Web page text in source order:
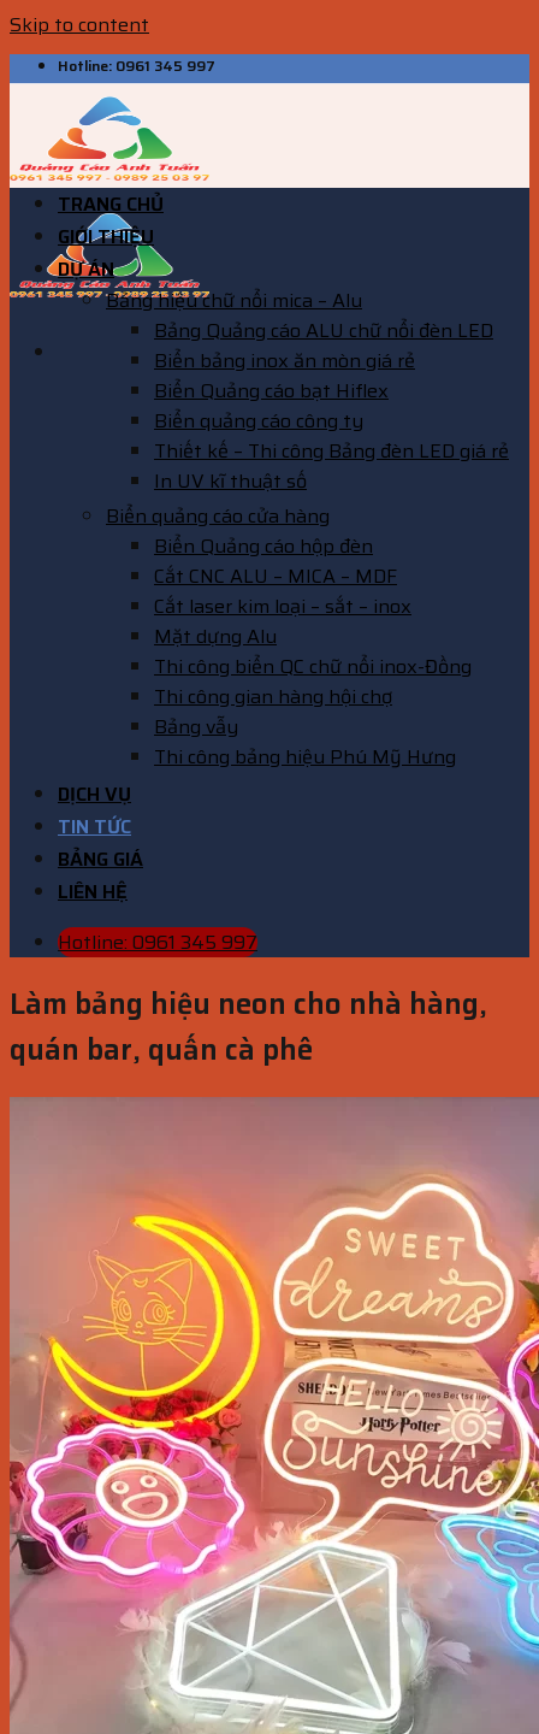
Skip to content
Hotline: 0961 345 997
TRANG CHỦ
GIỚI THIỆU
DỰ ÁN
Bảng hiệu chữ nổi mica – Alu
Bảng Quảng cáo ALU chữ nổi đèn LED
Biển bảng inox ăn mòn giá rẻ
Biển Quảng cáo bạt Hiflex
Biển quảng cáo công ty
Thiết kế – Thi công Bảng đèn LED giá rẻ
In UV kĩ thuật số
Biển quảng cáo cửa hàng
Biển Quảng cáo hộp đèn
Cắt CNC ALU – MICA – MDF
Cắt laser kim loại – sắt – inox
Mặt dựng Alu
Thi công biển QC chữ nổi inox-Đồng
Thi công gian hàng hội chợ
Bảng vẫy
Thi công bảng hiệu Phú Mỹ Hưng
DỊCH VỤ
TIN TỨC
BẢNG GIÁ
LIÊN HỆ
Hotline: 0961 345 997
Làm bảng hiệu neon cho nhà hàng,
quán bar, quấn cà phê